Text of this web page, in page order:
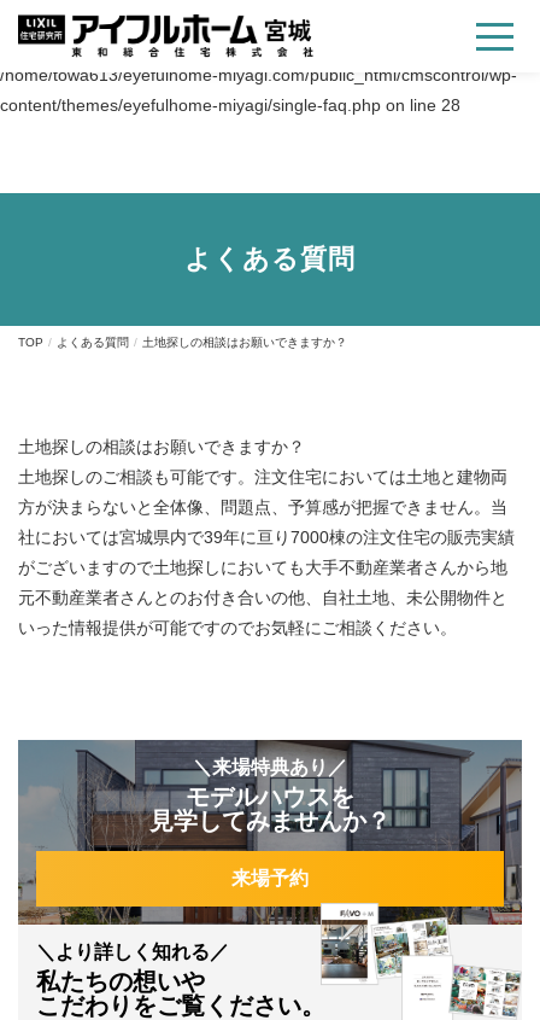
Warning: Trying to access array offset on value of type bool in
/home/towa613/eyefulhome-miyagi.com/public_html/cmscontrol/wp-
content/themes/eyefulhome-miyagi/single-faq.php on line 28
よくある質問
TOP よくある質問 土地探しの相談はお願いできますか？
土地探しの相談はお願いできますか？
土地探しのご相談も可能です。注文住宅においては土地と建物両
方が決まらないと全体像、問題点、予算感が把握できません。当
社においては宮城県内で39年に亘り7000棟の注文住宅の販売実績
がございますので土地探しにおいても大手不動産業者さんから地
元不動産業者さんとのお付き合いの他、自社土地、未公開物件と
いった情報提供が可能ですのでお気軽にご相談ください。
＼来場特典あり／
モデルハウスを
見学してみませんか？
来場予約
＼より詳しく知れる／
私たちの想いや
こだわりをご覧ください。